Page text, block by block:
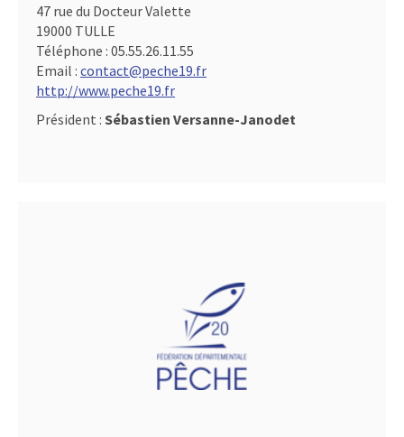
47 rue du Docteur Valette
19000 TULLE
Téléphone : 05.55.26.11.55
Email : contact@peche19.fr
http://www.peche19.fr
Président : Sébastien Versanne-Janodet